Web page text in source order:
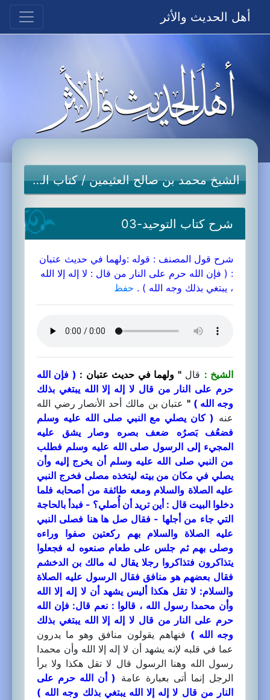
أهل الحديث والأثر
الشيخ محمد بن صالح العثيمين/كتاب التوحيد
شرح كتاب التوحيد-03
شرح قول المصنف : قوله :ولهما في حديث عتبان
: ( فإن الله حرم على النار من قال : لا إله إلا الله
، يبتغي بذلك وجه الله ) . حفظ
الشيخ : قال" ولهما في حديث عتبان : ( فإن الله
حرم على النار من قال لا إله إلا الله يبتغي بذلك
وجه الله ) " عتبان بن مالك أحد الأنصار رضي الله
عنه ( كان يصلي مع النبي صلى الله عليه وسلم
فضعُف بَصرُه ضعف بصره وصار يشق عليه
المجيء إلى الرسول صلى الله عليه وسلم فطلب
من النبي صلى الله عليه وسلم أن يخرج إليه وأن
يصلي في مكان من بيته ليتخذه مصلى فخرج النبي
عليه الصلاة والسلام ومعه طائفة من أصحابه فلما
دخلوا البيت قال : أين تريد أن أُصلي؟ - فبدأ بالحاجة
التي جاء من أجلها - فقال صل ها هنا فصلى النبي
عليه الصلاة والسلام بهم ركعتين صفوا وراءه
وصلى بهم ثم جلس على طعام صنعوه له فجعلوا
يتذاكرون فتذاكروا رجلا يقال له مالك بن الدخشم
فقال بعضهم هو منافق فقال الرسول عليه الصلاة
والسلام: لا تقل هكذا أليس يشهد أن لا إله إلا الله
وأن محمدا رسول الله ، قالوا : نعم قال: فإن الله
حرم على النار من قال لا إله إلا الله يبتغي بذلك
وجه الله ) فنهاهم يقولون منافق وهو ما يدرون
عما في قلبه لإنه يشهد أن لا إله إلا الله وأن محمدا
رسول الله وهنا الرسول قال لا تقل هكذا ولا برأ
الرجل إنما أتى بعبارة عامة ( أن الله حرم على
النار من قال لا إله إلا الله يبتغي بذلك وجه الله )